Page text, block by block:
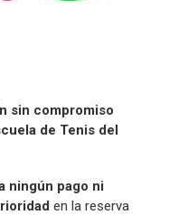
sin compromiso
de Tenis del
ningún pago ni
en la reserva